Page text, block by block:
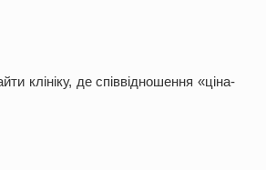
клініку, де співвідношення «ціна-